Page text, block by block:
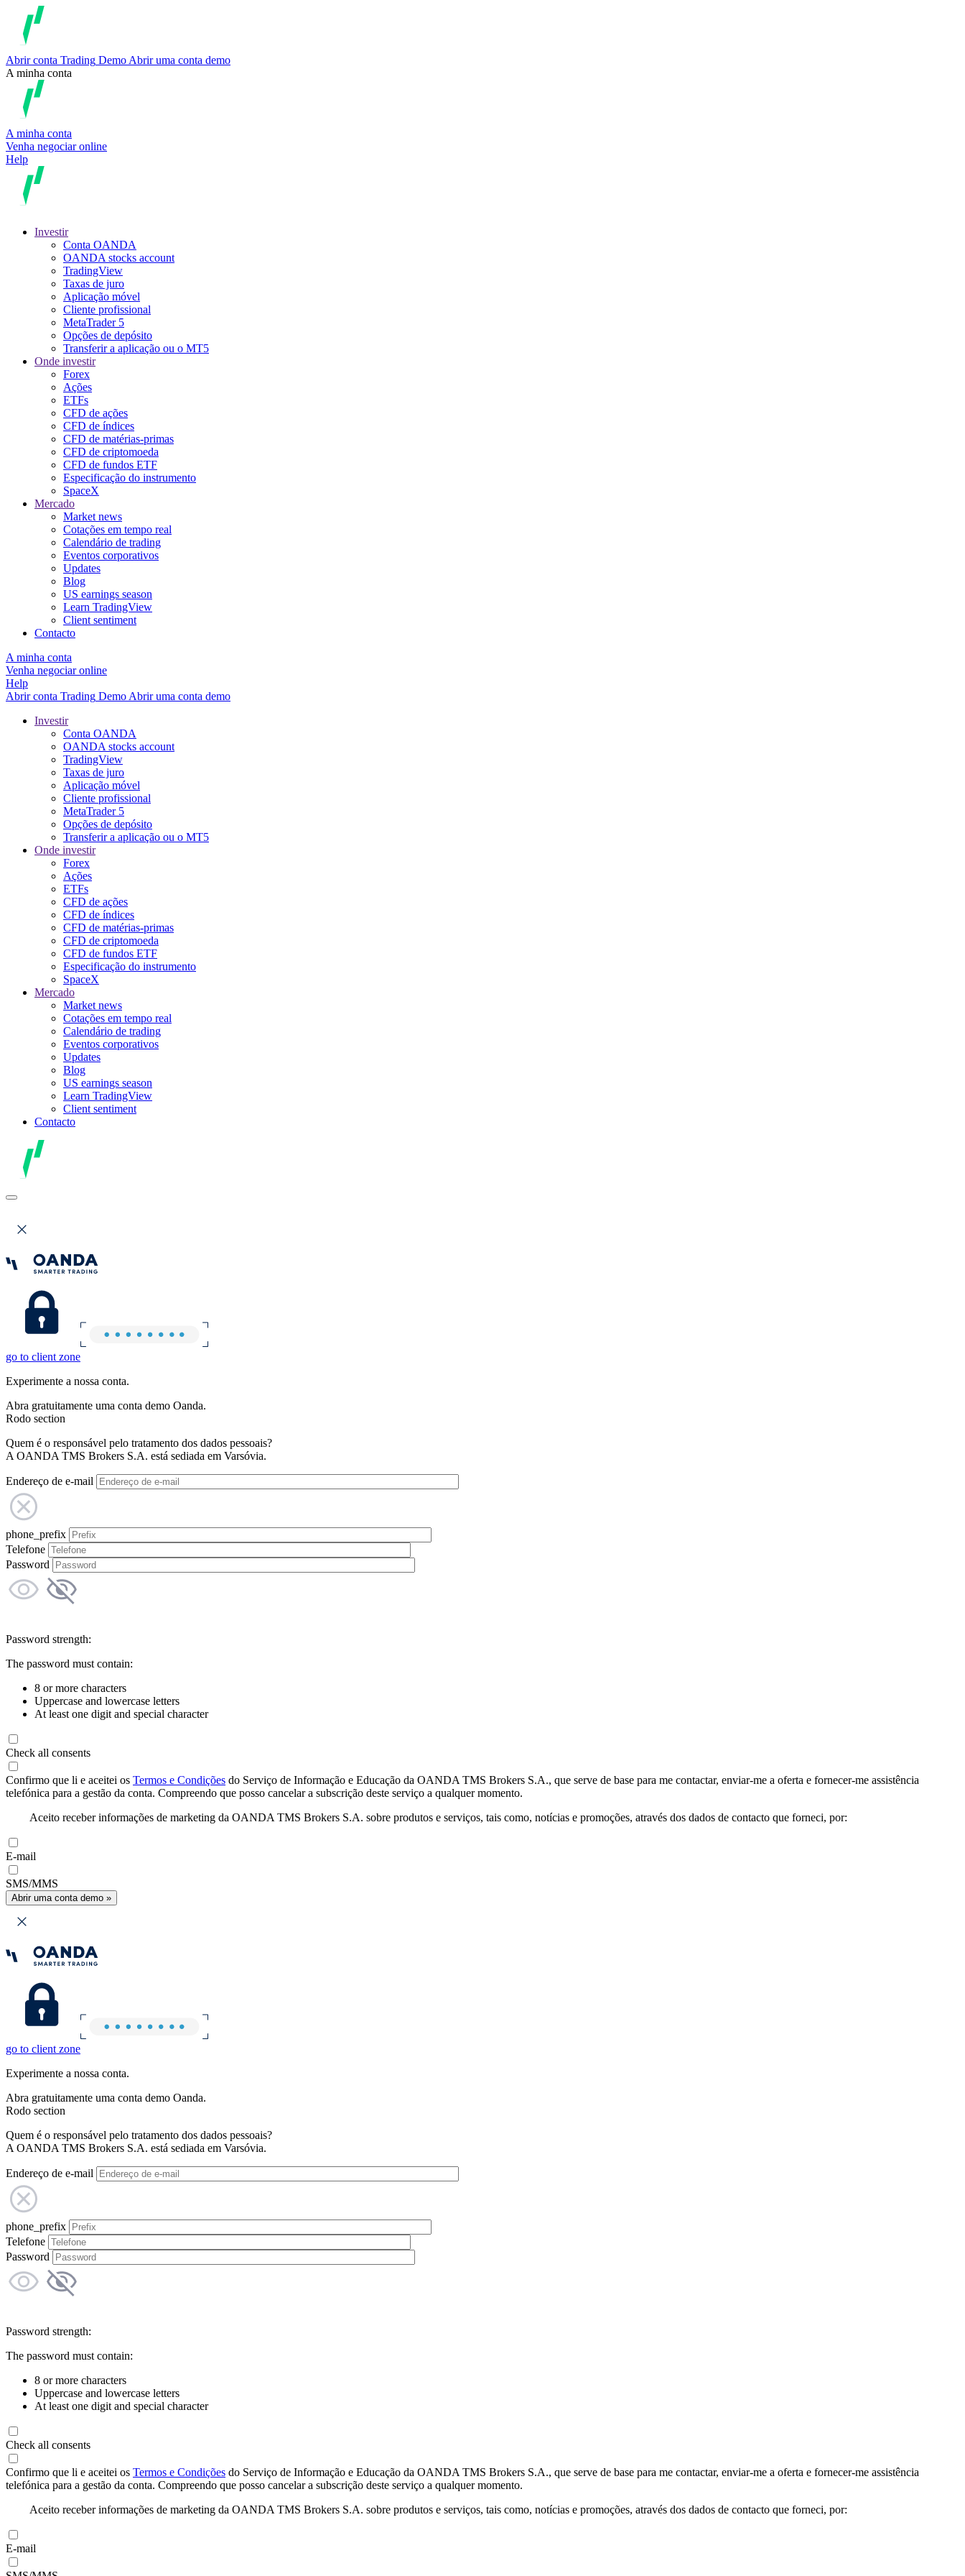
Abrir conta Trading Demo Abrir uma conta demo
A minha conta
A minha conta
Venha negociar online
Help
Investir
Conta OANDA
OANDA stocks account
TradingView
Taxas de juro
Aplicação móvel
Cliente profissional
MetaTrader 5
Opções de depósito
Transferir a aplicação ou o MT5
Onde investir
Forex
Ações
ETFs
CFD de ações
CFD de índices
CFD de matérias-primas
CFD de criptomoeda
CFD de fundos ETF
Especificação do instrumento
SpaceX
Mercado
Market news
Cotações em tempo real
Calendário de trading
Eventos corporativos
Updates
Blog
US earnings season
Learn TradingView
Client sentiment
Contacto
A minha conta
Venha negociar online
Help
Abrir conta Trading Demo Abrir uma conta demo
Investir
Conta OANDA
OANDA stocks account
TradingView
Taxas de juro
Aplicação móvel
Cliente profissional
MetaTrader 5
Opções de depósito
Transferir a aplicação ou o MT5
Onde investir
Forex
Ações
ETFs
CFD de ações
CFD de índices
CFD de matérias-primas
CFD de criptomoeda
CFD de fundos ETF
Especificação do instrumento
SpaceX
Mercado
Market news
Cotações em tempo real
Calendário de trading
Eventos corporativos
Updates
Blog
US earnings season
Learn TradingView
Client sentiment
Contacto
go to client zone
Experimente a nossa conta.
Abra gratuitamente uma conta demo Oanda.
Rodo section
Quem é o responsável pelo tratamento dos dados pessoais?
A OANDA TMS Brokers S.A. está sediada em Varsóvia.
Endereço de e-mail
phone_prefix
Telefone
Password
Password strength:
The password must contain:
8 or more characters
Uppercase and lowercase letters
At least one digit and special character
Check all consents
Confirmo que li e aceitei os Termos e Condições do Serviço de Informação e Educação da OANDA TMS Brokers S.A., que serve de base para me contactar, enviar-me a oferta e fornecer-me assistência
telefónica para a gestão da conta. Compreendo que posso cancelar a subscrição deste serviço a qualquer momento.
Aceito receber informações de marketing da OANDA TMS Brokers S.A. sobre produtos e serviços, tais como, notícias e promoções, através dos dados de contacto que forneci, por:
E-mail
SMS/MMS
Abrir uma conta demo »
go to client zone
Experimente a nossa conta.
Abra gratuitamente uma conta demo Oanda.
Rodo section
Quem é o responsável pelo tratamento dos dados pessoais?
A OANDA TMS Brokers S.A. está sediada em Varsóvia.
Endereço de e-mail
phone_prefix
Telefone
Password
Password strength:
The password must contain:
8 or more characters
Uppercase and lowercase letters
At least one digit and special character
Check all consents
Confirmo que li e aceitei os Termos e Condições do Serviço de Informação e Educação da OANDA TMS Brokers S.A., que serve de base para me contactar, enviar-me a oferta e fornecer-me assistência
telefónica para a gestão da conta. Compreendo que posso cancelar a subscrição deste serviço a qualquer momento.
Aceito receber informações de marketing da OANDA TMS Brokers S.A. sobre produtos e serviços, tais como, notícias e promoções, através dos dados de contacto que forneci, por:
E-mail